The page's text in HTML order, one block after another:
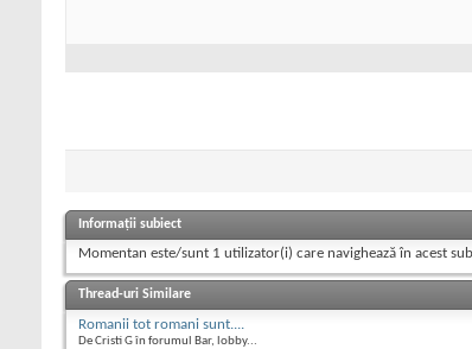
Informații subiect
Momentan este/sunt 1 utilizator(i) care navighează în acest
Thread-uri Similare
Romanii tot romani sunt....
De Cristi G în forumul Bar, lobby...